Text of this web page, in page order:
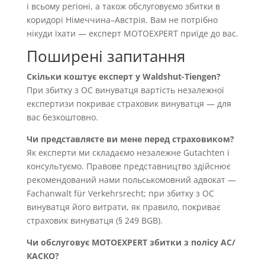
і всьому регіоні, а також обслуговуємо збитки в
коридорі Німеччина–Австрія. Вам не потрібно
нікуди їхати — експерт MOTOEXPERT приїде до вас.
Поширені запитання
Скільки коштує експерт у Waldshut-Tiengen?
При збитку з OC винуватця вартість незалежної
експертизи покриває страховик винуватця — для
вас безкоштовно.
Чи представляєте ви мене перед страховиком?
Як експерти ми складаємо незалежне Gutachten і
консультуємо. Правове представництво здійснює
рекомендований нами польськомовний адвокат —
Fachanwalt für Verkehrsrecht; при збитку з OC
винуватця його витрати, як правило, покриває
страховик винуватця (§ 249 BGB).
Чи обслуговує MOTOEXPERT збитки з полісу AC/
КАСКО?